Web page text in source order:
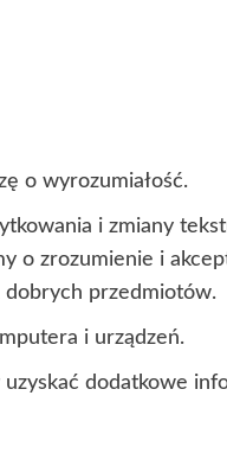
o wyrozumiałość.
i zmiany
o zrozumienie i
dobrych przedmiotów.
i urządzeń.
dodatkowe